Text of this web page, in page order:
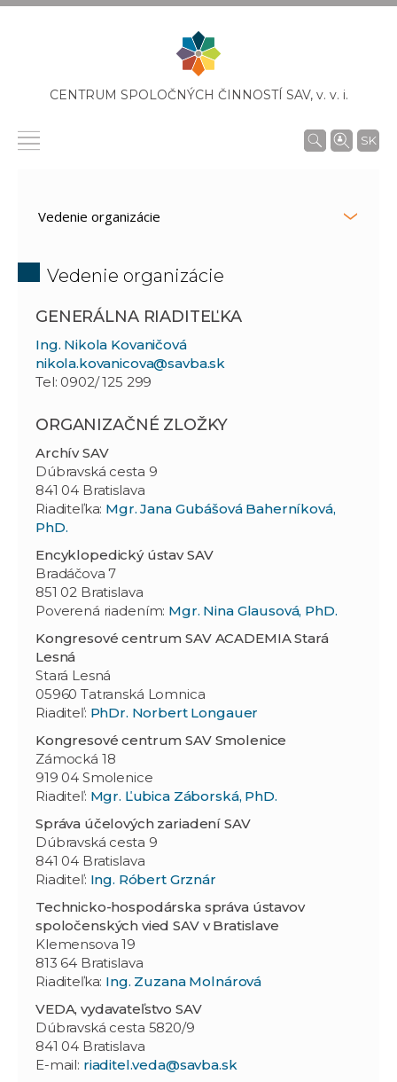
CENTRUM SPOLOČNÝCH ČINNOSTÍ SAV, v. v. i.
SK
Vedenie organizácie
GENERÁLNA RIADITEĽKA
Ing. Nikola Kovaničová
nikola.kovanicova@savba.sk
Tel: 0902/ 125 299
ORGANIZAČNÉ ZLOŽKY
Archív SAV
Dúbravská cesta 9
841 04 Bratislava
Riaditeľka: Mgr. Jana Gubášová Baherníková,
PhD.
Encyklopedický ústav SAV
Bradáčova 7
851 02 Bratislava
Poverená riadením: Mgr. Nina Glausová, PhD.
Kongresové centrum SAV ACADEMIA Stará
Lesná
Stará Lesná
05960 Tatranská Lomnica
Riaditeľ: PhDr. Norbert Longauer
Kongresové centrumSAV Smolenice
Zámocká 18
919 04 Smolenice
Riaditeľ: Mgr. Ľubica Záborská, PhD.
Správa účelových zariadení SAV
Dúbravská cesta 9
841 04 Bratislava
Riaditeľ: Ing. Róbert Grznár
Technicko-hospodárska správa ústavov
spoločenských vied SAV v Bratislave
Klemensova 19
813 64 Bratislava
Riaditeľka: Ing. Zuzana Molnárová
VEDA, vydavateľstvo SAV
Dúbravská cesta 5820/9
841 04 Bratislava
E-mail: riaditel.veda@savba.sk